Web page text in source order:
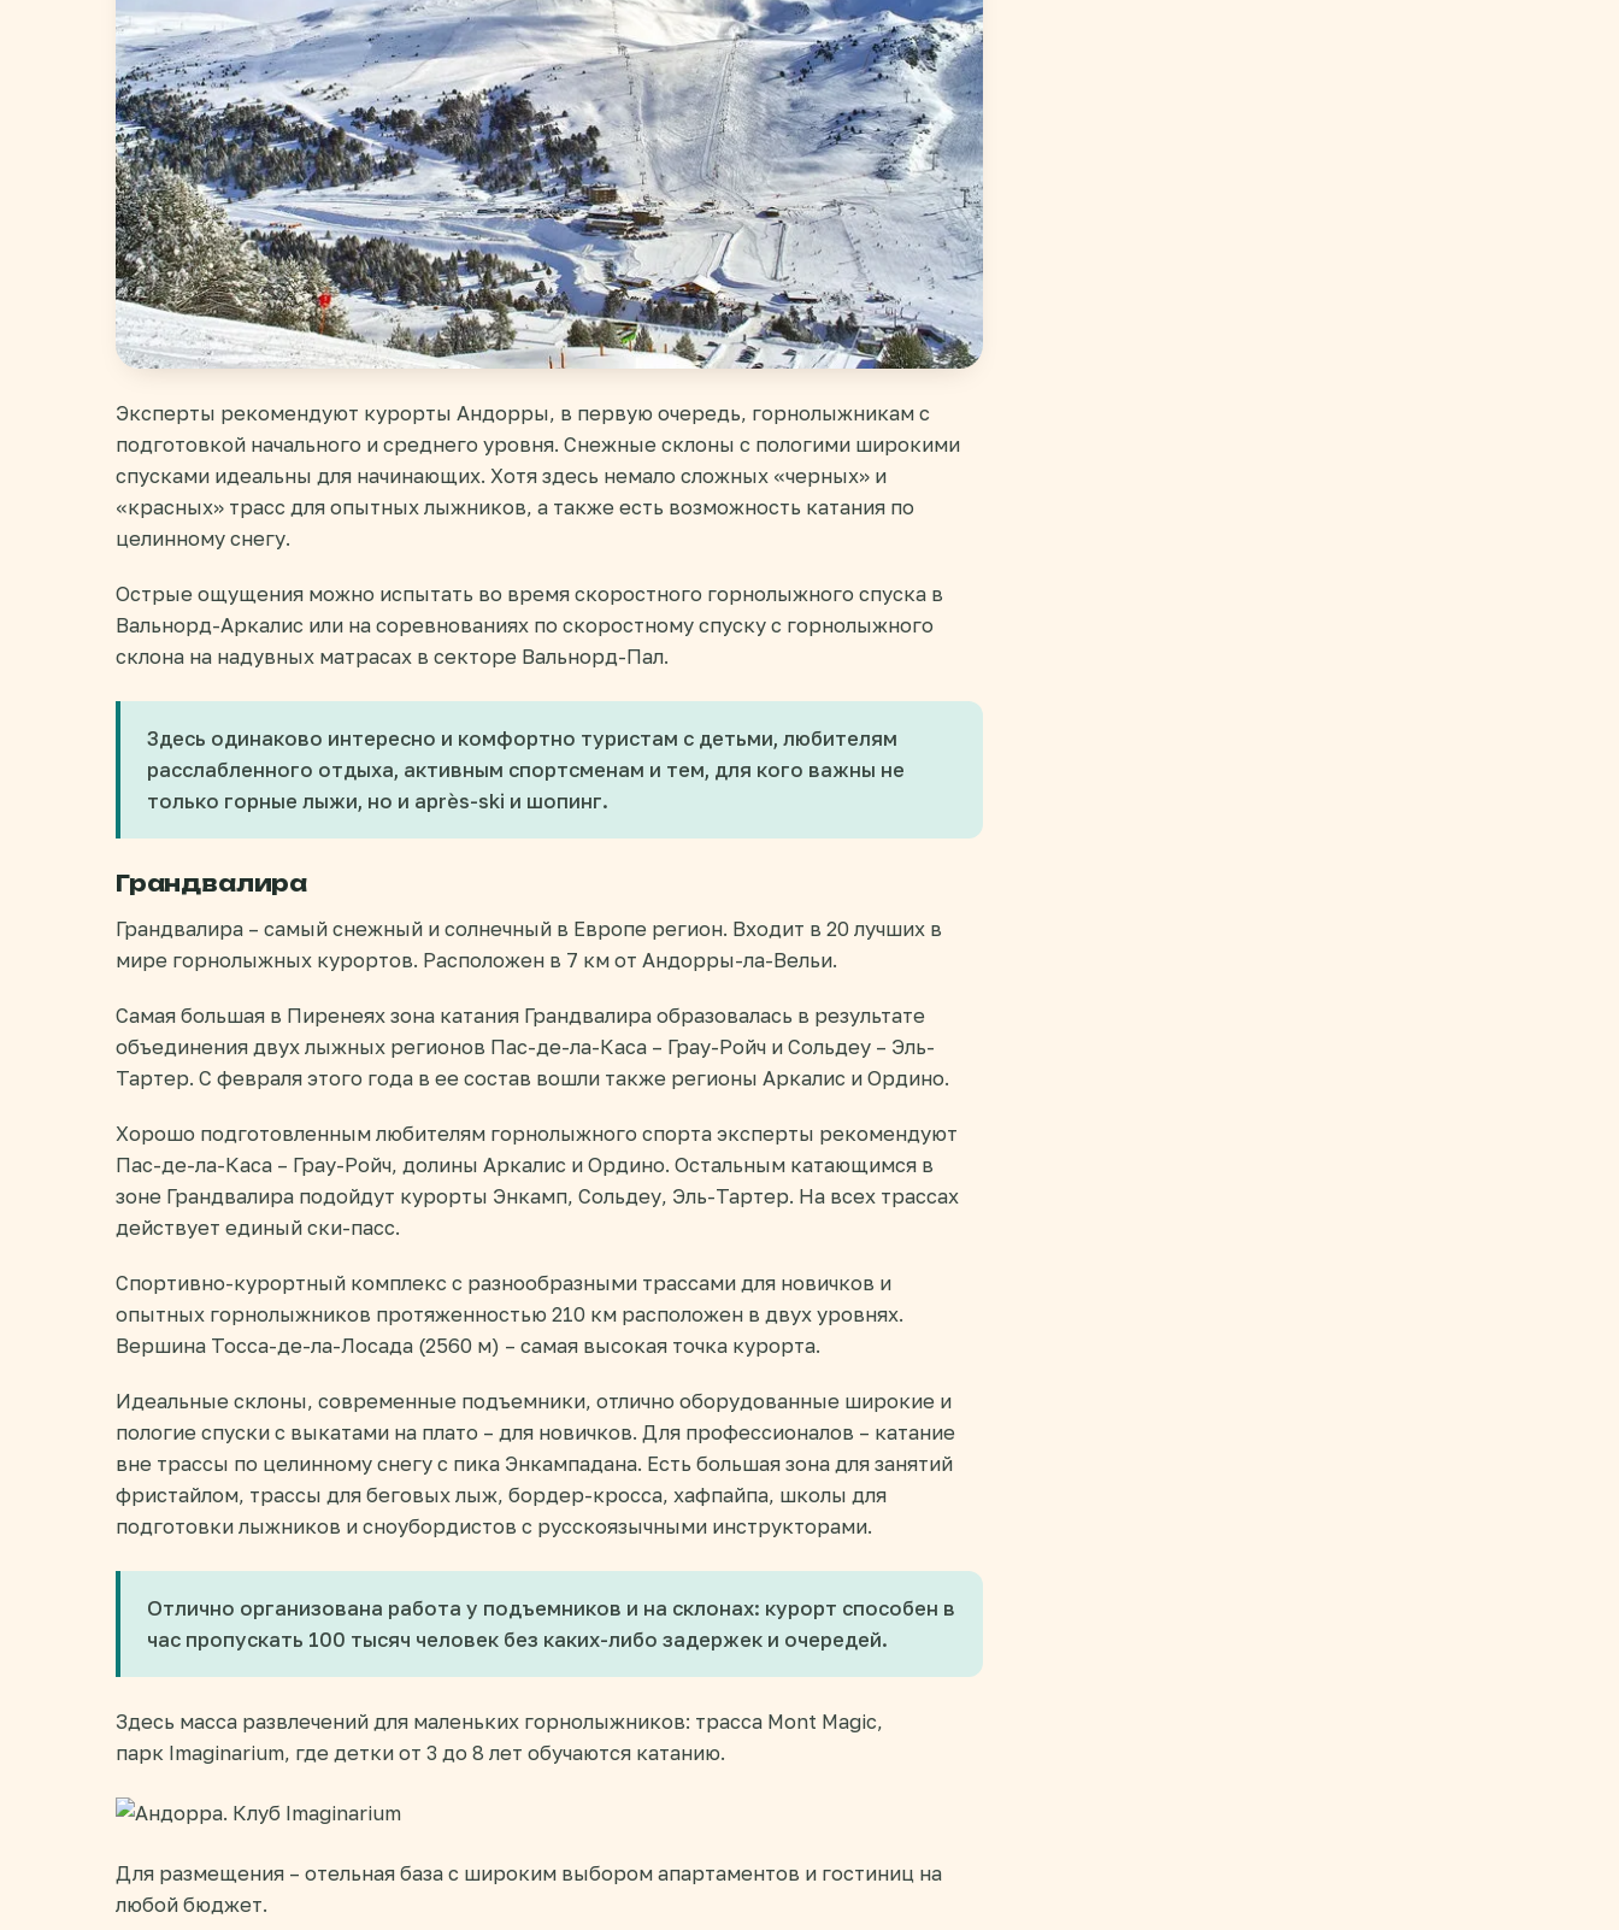
Эксперты рекомендуют курорты Андорры, в первую очередь, горнолыжникам с
подготовкой начального и среднего уровня. Снежные склоны с пологими широкими
спусками идеальны для начинающих. Хотя здесь немало сложных «черных» и
«красных» трасс для опытных лыжников, а также есть возможность катания по
целинному снегу.
Острые ощущения можно испытать во время скоростного горнолыжного спуска в
Вальнорд-Аркалис или на соревнованиях по скоростному спуску с горнолыжного
склона на надувных матрасах в секторе Вальнорд-Пал.
Здесь одинаково интересно и комфортно туристам с детьми, любителям
расслабленного отдыха, активным спортсменам и тем, для кого важны не
только горные лыжи, но и après-ski и шопинг.
Грандвалира
Грандвалира – самый снежный и солнечный в Европе регион. Входит в 20 лучших в
мире горнолыжных курортов. Расположен в 7 км от Андорры-ла-Вельи.
Самая большая в Пиренеях зона катания Грандвалира образовалась в результате
объединения двух лыжных регионов Пас-де-ла-Каса – Грау-Ройч и Сольдеу – Эль-
Тартер. С февраля этого года в ее состав вошли также регионы Аркалис и Ордино.
Хорошо подготовленным любителям горнолыжного спорта эксперты рекомендуют
Пас-де-ла-Каса – Грау-Ройч, долины Аркалис и Ордино. Остальным катающимся в
зоне Грандвалира подойдут курорты Энкамп, Сольдеу, Эль-Тартер. На всех трассах
действует единый ски-пасс.
Спортивно-курортный комплекс с разнообразными трассами для новичков и
опытных горнолыжников протяженностью 210 км расположен в двух уровнях.
Вершина Тосса-де-ла-Лосада (2560 м) – самая высокая точка курорта.
Идеальные склоны, современные подъемники, отлично оборудованные широкие и
пологие спуски с выкатами на плато – для новичков. Для профессионалов – катание
вне трассы по целинному снегу с пика Энкампадана. Есть большая зона для занятий
фристайлом, трассы для беговых лыж, бордер-кросса, хафпайпа, школы для
подготовки лыжников и сноубордистов с русскоязычными инструкторами.
Отлично организована работа у подъемников и на склонах: курорт способен в
час пропускать 100 тысяч человек без каких-либо задержек и очередей.
Здесь масса развлечений для маленьких горнолыжников: трасса Mont Magic,
парк Imaginarium, где детки от 3 до 8 лет обучаются катанию.
Для размещения – отельная база с широким выбором апартаментов и гостиниц на
любой бюджет.